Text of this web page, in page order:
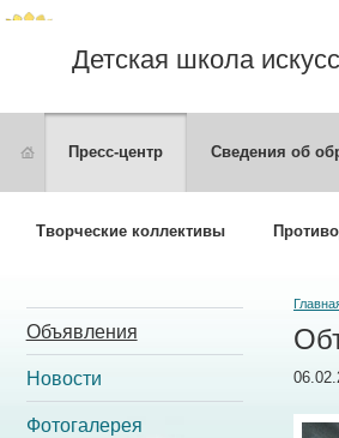
Детская школа
Пресс-центр Сведения об
Творческие коллективы
Объявления
Новости
Фотогалерея